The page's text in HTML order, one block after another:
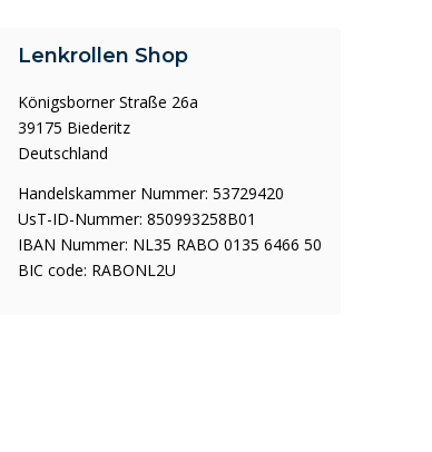
Lenkrollen Shop
Königsborner Straße 26a
39175 Biederitz
Deutschland
Handelskammer Nummer: 53729420
UsT-ID-Nummer: 850993258B01
IBAN Nummer: NL35 RABO 0135 6466 50
BIC code: RABONL2U